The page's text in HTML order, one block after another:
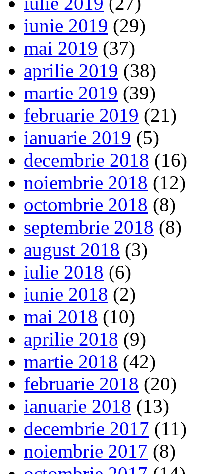
iunie 2019 (29)
mai 2019 (37)
aprilie 2019 (38)
martie 2019 (39)
februarie 2019 (21)
ianuarie 2019 (5)
decembrie 2018 (16)
noiembrie 2018 (12)
octombrie 2018 (8)
septembrie 2018 (8)
august 2018 (3)
iulie 2018 (6)
iunie 2018 (2)
mai 2018 (10)
aprilie 2018 (9)
martie 2018 (42)
februarie 2018 (20)
ianuarie 2018 (13)
decembrie 2017 (11)
noiembrie 2017 (8)